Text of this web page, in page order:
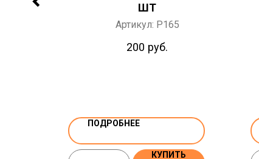
ШТ
Артикул: P165
200 руб.
ПОДРОБНЕЕ
КУПИТЬ